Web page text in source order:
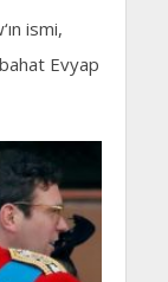
ismi,
Evyap